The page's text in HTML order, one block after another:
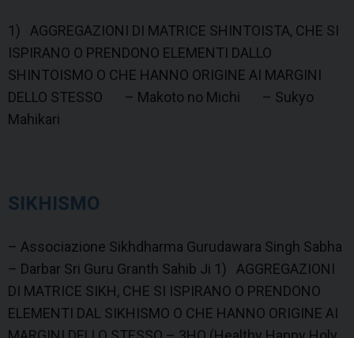
1) AGGREGAZIONI DI MATRICE SHINTOISTA, CHE SI
ISPIRANO O PRENDONO ELEMENTI DALLO
SHINTOISMO O CHE HANNO ORIGINE AI MARGINI
DELLO STESSO – Makoto no Michi – Sukyo
Mahikari
SIKHISMO
– Associazione Sikhdharma Gurudawara Singh Sabha
– Darbar Sri Guru Granth Sahib Ji 1) AGGREGAZIONI
DI MATRICE SIKH, CHE SI ISPIRANO O PRENDONO
ELEMENTI DAL SIKHISMO O CHE HANNO ORIGINE AI